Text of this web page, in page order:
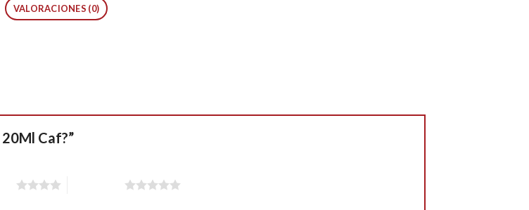
VALORACIONES (0)
Caf?”